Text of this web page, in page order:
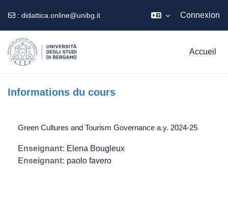
: didattica.online@unibg.it Connexion
Accueil
Informations du cours
Green Cultures and Tourism Governance a.y. 2024-25
Enseignant: Elena Bougleux
Enseignant: paolo favero